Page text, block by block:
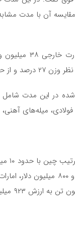
داشته است.
در این مدت شامل
میله‌های